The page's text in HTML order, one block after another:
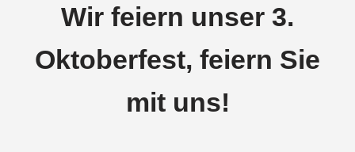
Wir feiern unser 3.
Oktoberfest, feiern Sie
mit uns!